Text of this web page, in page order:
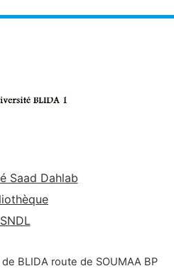
Saad Dahlab
SNDL
BLIDA route de SOUMAA BP